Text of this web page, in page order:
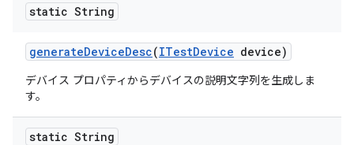
static String
generateDeviceDesc(ITestDevice device)
デバイス プロパティからデバイスの説明文字列を生成しま
す。
static String